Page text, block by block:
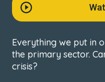
Everything we put in
the primary sector.
crisis?